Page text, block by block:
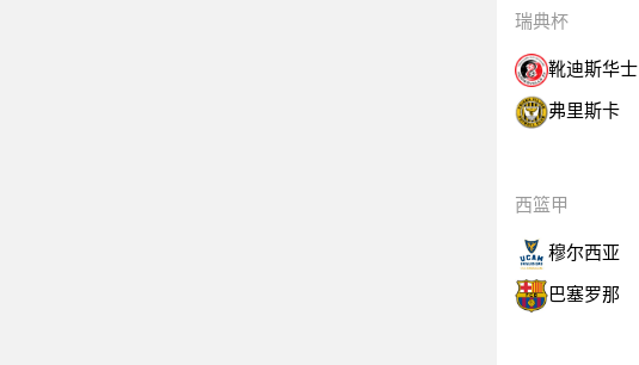
瑞典杯
靴迪斯华士
弗里斯卡
西篮甲
穆尔西亚
巴塞罗那